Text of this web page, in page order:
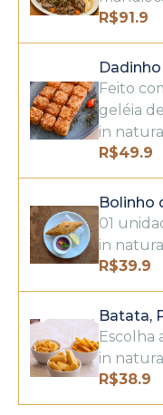
R$91.9
Feito
geléia
in natura
R$49.9
Bolinho
01
in natura
R$39.9
Batata,
Escolha
in natura
R$38.9